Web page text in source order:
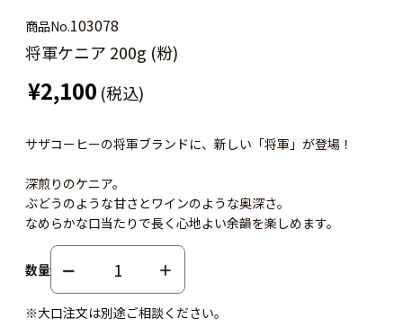
商品No.103078
将軍ケニア 200g (粉)
¥2,100 (税込)
サザコーヒーの将軍ブランドに、新しい「将軍」が登場！
深煎りのケニア。
ぶどうのような甘さとワインのような奥深さ。
なめらかな口当たりで長く心地よい余韻を楽しめます。
数量
※大口注文は別途ご相談ください。